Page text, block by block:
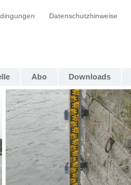
Datenschutzhinweise
Abo Downloads